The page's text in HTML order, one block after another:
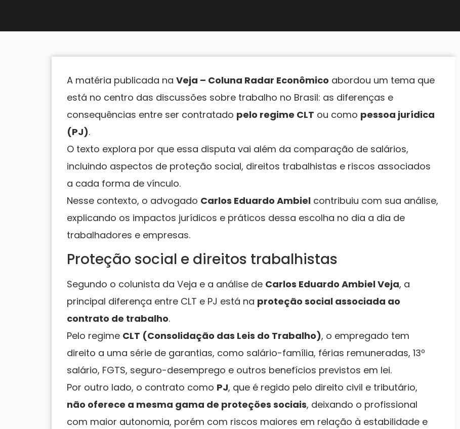
A matéria publicada na Veja – Coluna Radar Econômico abordou um tema que
está no centro das discussões sobre trabalho no Brasil: as diferenças e
consequências entre ser contratado pelo regime CLT ou como pessoa jurídica
(PJ).
O texto explora por que essa disputa vai além da comparação de salários,
incluindo aspectos de proteção social, direitos trabalhistas e riscos associados
a cada forma de vínculo.
Nesse contexto, o advogado Carlos Eduardo Ambiel contribuiu com sua análise,
explicando os impactos jurídicos e práticos dessa escolha no dia a dia de
trabalhadores e empresas.
Proteção social e direitos trabalhistas
Segundo o colunista da Veja e a análise de Carlos Eduardo Ambiel Veja, a
principal diferença entre CLT e PJ está na proteção social associada ao
contrato de trabalho.
Pelo regime CLT (Consolidação das Leis do Trabalho), o empregado tem
direito a uma série de garantias, como salário-família, férias remuneradas, 13º
salário, FGTS, seguro-desemprego e outros benefícios previstos em lei.
Por outro lado, o contrato como PJ, que é regido pelo direito civil e tributário,
não oferece a mesma gama de proteções sociais, deixando o profissional
com maior autonomia, porém com riscos maiores em relação à estabilidade e